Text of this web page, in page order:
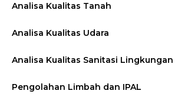
Analisa Kualitas Tanah
Analisa Kualitas Udara
Analisa Kualitas Sanitasi Lingkungan
Pengolahan Limbah dan IPAL